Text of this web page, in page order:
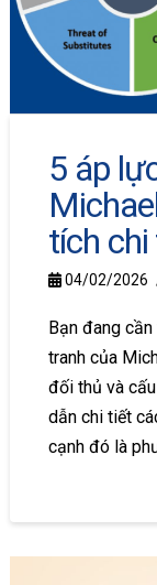
5 áp
tích
04/02/2026
Bạn đang
tranh của
đối thủ và
dẫn chi tiết
cạnh đó là